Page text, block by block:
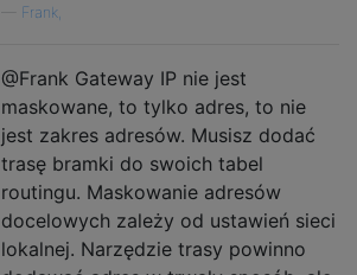
Frank,
@Frank Gateway IP nie jest
maskowane, to tylko adres, to nie
jest zakres adresów. Musisz dodać
trasę bramki do swoich tabel
routingu. Maskowanie adresów
docelowych zależy od ustawień sieci
lokalnej. Narzędzie trasy powinno